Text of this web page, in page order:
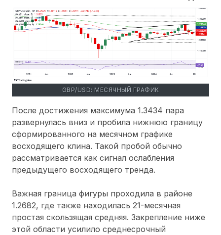
GBP/USD: МЕСЯЧНЫЙ ГРАФИК
После достижения максимума 1.3434 пара
развернулась вниз и пробила нижнюю границу
сформированного на месячном графике
восходящего клина. Такой пробой обычно
рассматривается как сигнал ослабления
предыдущего восходящего тренда.
Важная граница фигуры проходила в районе
1.2682, где также находилась 21-месячная
простая скользящая средняя. Закрепление ниже
этой области усилило среднесрочный